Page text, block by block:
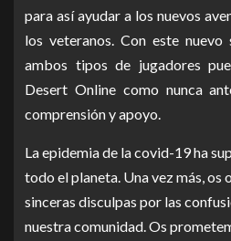
para así ayudar a los nuevos
los veteranos. Con este nuevo
ambos tipos de jugadores
Desert Online como nunca
comprensión y apoyo.
La epidemia de la covid-19 ha
todo el planeta. Una vez más, os
sinceras disculpas por las
nuestra comunidad. Os